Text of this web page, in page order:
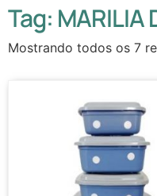
Tag: MARILIA
Mostrando todos os 7